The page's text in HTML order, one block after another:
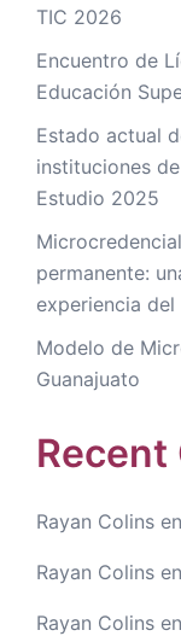
TIC 2026
Encuentro de
Educación
Estado actual
instituciones
Estudio 2025
permanente:
experiencia del
Modelo de
Guanajuato
Rayan Colins en
Rayan Colins en
Rayan Colins en